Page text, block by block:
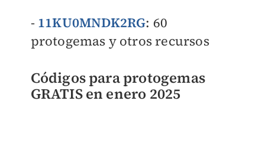
- 11KU0MNDK2RG: 60
protogemas y otros recursos
Códigos para protogemas
GRATIS en enero 2025